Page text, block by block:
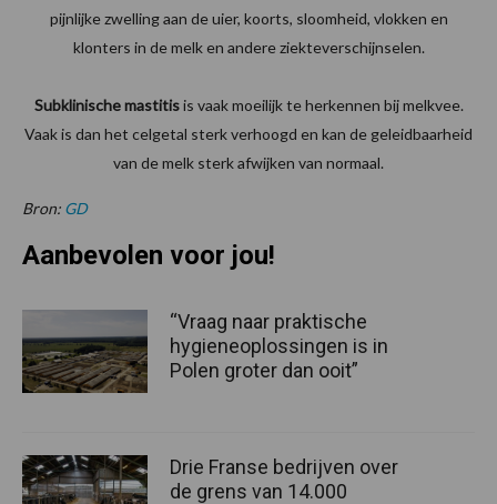
pijnlijke zwelling aan de uier, koorts, sloomheid, vlokken en
klonters in de melk en andere ziekteverschijnselen.
Subklinische mastitisis vaak moeilijk te herkennen bij melkvee.
Vaak is dan het celgetal sterk verhoogd en kan de geleidbaarheid
van de melk sterk afwijken van normaal.
Bron: GD
Aanbevolen voor jou!
“Vraag naar praktische
hygieneoplossingen is in
Polen groter dan ooit”
Drie Franse bedrijven over
de grens van 14.000